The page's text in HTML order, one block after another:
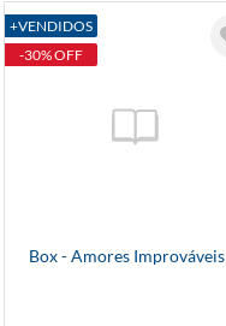
+VENDIDOS
-30% OFF
Box - Amores Improváveis